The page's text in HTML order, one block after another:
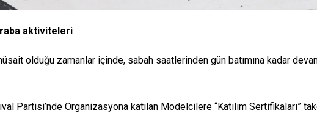
aktiviteleri
olduğu zamanlar içinde, sabah saatlerinden gün batımına kadar
Partisi’nde Organizasyona katılan Modelcilere “Katılım Sertifikaları”